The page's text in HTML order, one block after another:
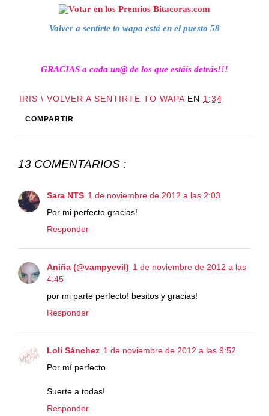
Volver a sentirte to wapa está en el puesto 58
GRACIAS a cada un@ de los que estáis detrás!!!
IRIS \ VOLVER A SENTIRTE TO WAPA EN 1:34
COMPARTIR
13 COMENTARIOS :
Sara NTS 1 de noviembre de 2012 a las 2:03
Por mi perfecto gracias!
Responder
Aniña (@vampyevil) 1 de noviembre de 2012 a las
4:45
por mi parte perfecto! besitos y gracias!
Responder
Loli Sánchez 1 de noviembre de 2012 a las 9:52
Por mí perfecto.
Suerte a todas!
Responder